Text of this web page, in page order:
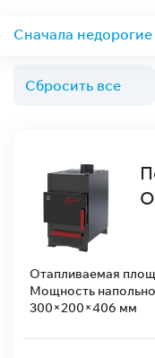
Сбросить все
Отапливаемая
Мощность
300×200×406 мм